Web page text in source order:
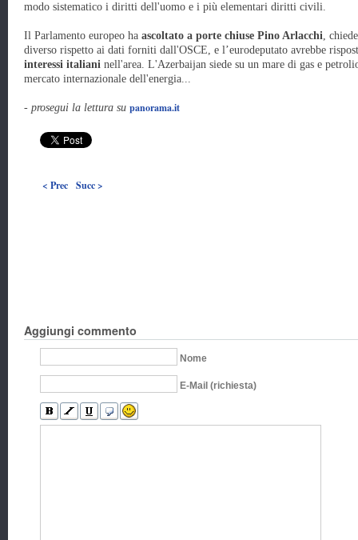
modo sistematico i diritti dell'uomo e i più elementari diritti civili.
Il Parlamento europeo ha ascoltato a porte chiuse Pino Arlacchi,
diverso rispetto ai dati forniti dall'OSCE, e l’eurodeputato avrebbe
interessi italiani nell'area. L'Azerbaijan siede su un mare di gas e
mercato internazionale dell'energia...
- prosegui la lettura su panorama.it
< Prec Succ >
Aggiungi commento
Nome
E-Mail (richiesta)